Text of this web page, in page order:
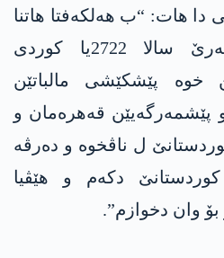
دا ھات: “ب ھەلکەفتا ھاتنا
جەژنا نەورۆز و سەرێ سالا 2722یا کوردی
خوە پێشکێشی مالباتێن
پێشمەرگەیێن قەھرەمان و
ل ناڤخوە و دەرڤە
دکەم و ھێڤیا
وان دخوازم”.